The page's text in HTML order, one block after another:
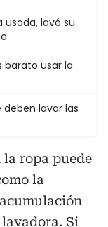
lavó su
barato usar la
lavar las
la ropa puede
la
Si